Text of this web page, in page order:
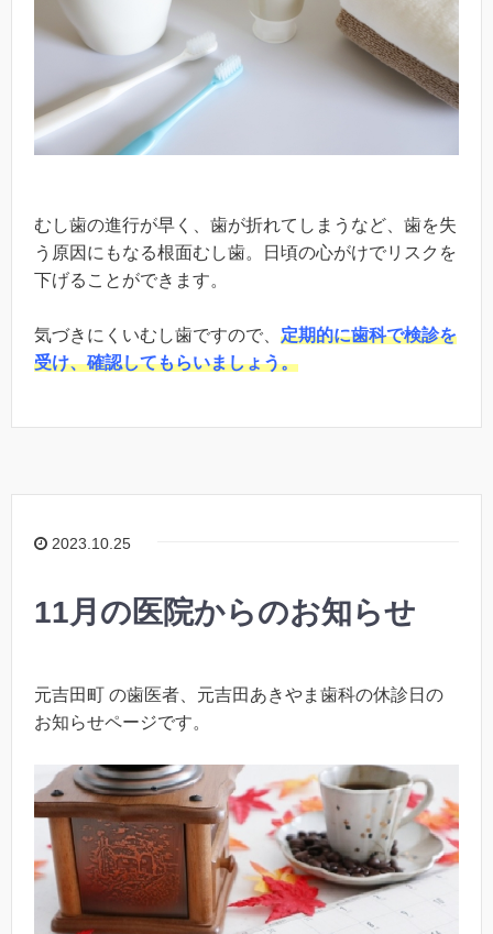
むし歯の進行が早く、歯が折れてしまうなど、歯を失
う原因にもなる根面むし歯。日頃の心がけでリスクを
下げることができます。
気づきにくいむし歯ですので、 定期的に歯科で検診を
受け、確認してもらいましょう。
2023.10.25
11月の医院からのお知らせ
元吉田町 の歯医者、元吉田あきやま歯科の休診日の
お知らせページです。